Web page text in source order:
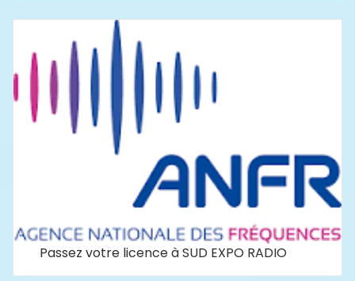
Passez votre licence à SUD EXPO RADIO